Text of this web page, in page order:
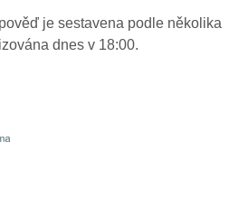
je sestavena podle několika
dnes v 18:00.